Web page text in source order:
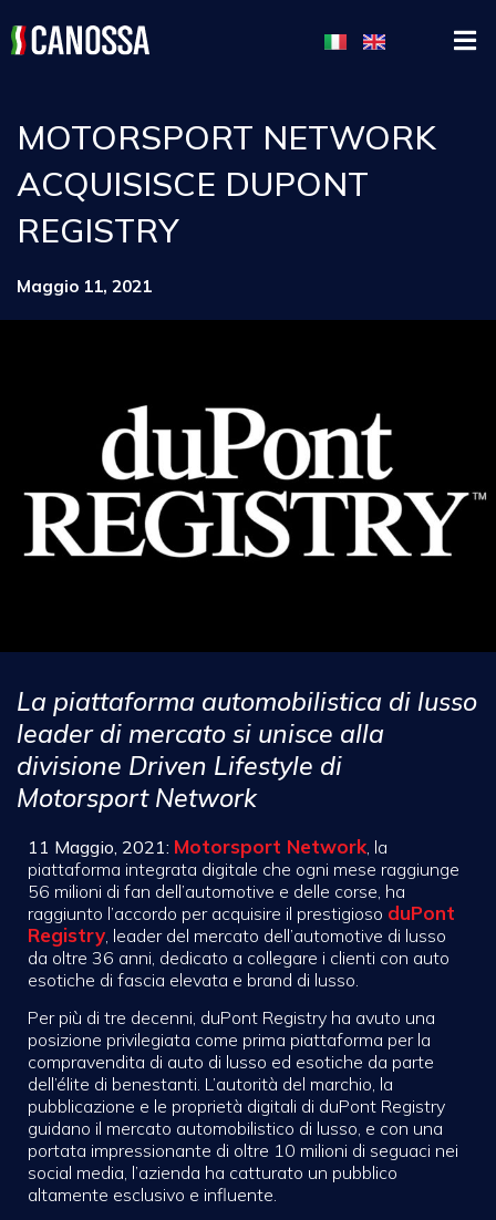
MOTORSPORT NETWORK
ACQUISISCE DUPONT
REGISTRY
Maggio 11, 2021
La piattaforma automobilistica di lusso
leader di mercato si unisce alla
divisione Driven Lifestyle di
Motorsport Network
11 Maggio, 2021: Motorsport Network , la
piattaforma integrata digitale che ogni mese raggiunge
56 milioni di fan dell’automotive e delle corse, ha
raggiunto l’accordo per acquisire il prestigioso duPont
Registry , leader del mercato dell’automotive di lusso
da oltre 36 anni, dedicato a collegare i clienti con auto
esotiche di fascia elevata e brand di lusso.
Per più di tre decenni, duPont Registry ha avuto una
posizione privilegiata come prima piattaforma per la
compravendita di auto di lusso ed esotiche da parte
dell’élite di benestanti. L’autorità del marchio, la
pubblicazione e le proprietà digitali di duPont Registry
guidano il mercato automobilistico di lusso, e con una
portata impressionante di oltre 10 milioni di seguaci nei
social media, l’azienda ha catturato un pubblico
altamente esclusivo e influente.